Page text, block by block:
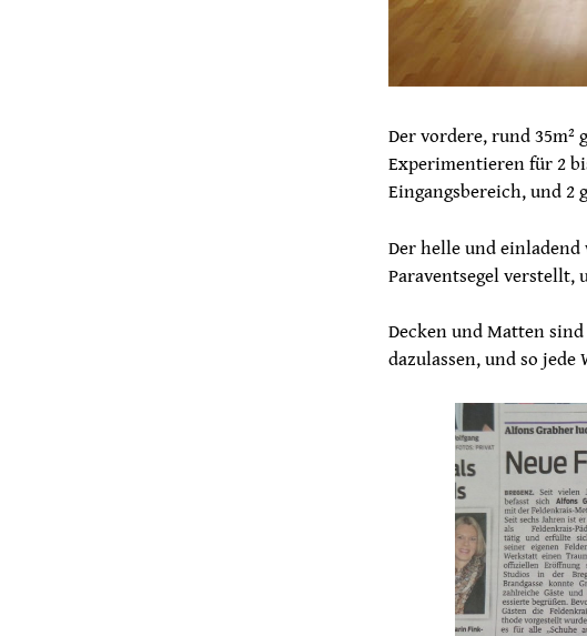
Der vordere, rund 35m²
Experimentieren für 2
Eingangsbereich, und 2
Der helle und
Paraventsegel verstellt,
Decken und Matten
dazulassen, und so